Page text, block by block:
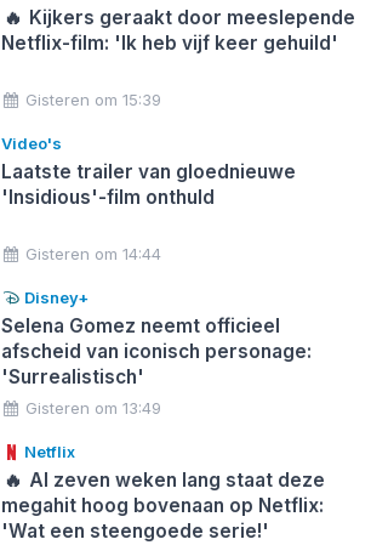
🔥 Kijkers geraakt door meeslepende
Netflix-film: 'Ik heb vijf keer gehuild'
Gisteren om 15:39
Video's
Laatste trailer van gloednieuwe
'Insidious'-film onthuld
Gisteren om 14:44
Disney+
Selena Gomez neemt officieel
afscheid van iconisch personage:
'Surrealistisch'
Gisteren om 13:49
Netflix
🔥 Al zeven weken lang staat deze
megahit hoog bovenaan op Netflix:
'Wat een steengoede serie!'